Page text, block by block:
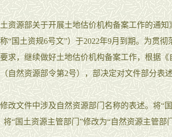
资源部关于开展土地估价机构备案工作的通知
“国土资规6号文”）于2022年9月到期。为贯
求，继续做好土地估价机构备案工作，根据
自然资源部令第2号），部决定对文件部分表
改文件中涉及自然资源部门名称的表述。将“
将“国土资源主管部门”修改为“自然资源主管部